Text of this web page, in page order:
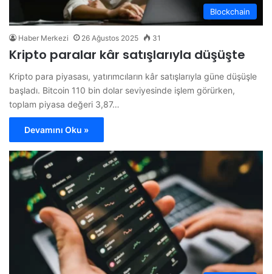
Blockchain
Haber Merkezi 26 Ağustos 2025 31
Kripto paralar kâr satışlarıyla düşüşte
Kripto para piyasası, yatırımcıların kâr satışlarıyla güne düşüşle
başladı. Bitcoin 110 bin dolar seviyesinde işlem görürken,
toplam piyasa değeri 3,87…
Devamını Oku »